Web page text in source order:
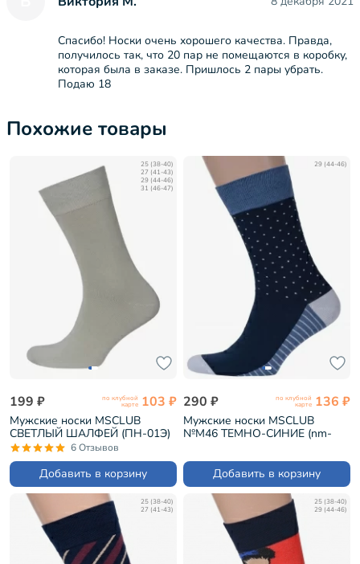
Спасибо! Носки очень хорошего качества. Правда,
получилось так, что 20 пар не помещаются в коробку,
которая была в заказе. Пришлось 2 пары убрать.
Подаю 18
Похожие товары
25 (38-40)
27 (41-43)
29 (44-46)
31 (46-47)
199 ₽ по клубной
карте 103 ₽
Мужские носки MSCLUB
СВЕТЛЫЙ ШАЛФЕЙ (ПН-01Э)
6 Отзывов
Добавить в корзину
29 (44-46)
290 ₽ по клубной
карте 136 ₽
Мужские носки MSCLUB
№М46 ТЕМНО-СИНИЕ (nm-
Добавить в корзину
25 (38-40)
27 (41-43)
25 (38-40)
29 (44-46)